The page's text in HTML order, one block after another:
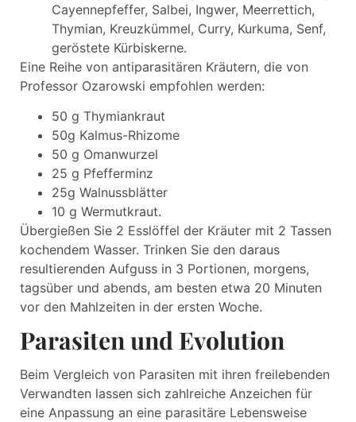
Cayennepfeffer, Salbei, Ingwer, Meerrettich,
Thymian, Kreuzkümmel, Curry, Kurkuma, Senf,
geröstete Kürbiskerne.
Eine Reihe von antiparasitären Kräutern, die von
Professor Ozarowski empfohlen werden:
50 g Thymiankraut
50g Kalmus-Rhizome
50 g Omanwurzel
25 g Pfefferminz
25g Walnussblätter
10 g Wermutkraut.
Übergießen Sie 2 Esslöffel der Kräuter mit 2 Tassen
kochendem Wasser. Trinken Sie den daraus
resultierenden Aufguss in 3 Portionen, morgens,
tagsüber und abends, am besten etwa 20 Minuten
vor den Mahlzeiten in der ersten Woche.
Parasiten und Evolution
Beim Vergleich von Parasiten mit ihren freilebenden
Verwandten lassen sich zahlreiche Anzeichen für
eine Anpassung an eine parasitäre Lebensweise